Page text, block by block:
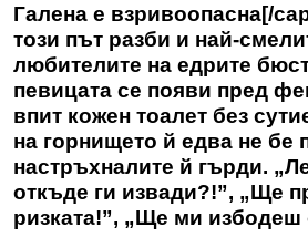
Галена е взривоопасна[/
този път разби и най-
любителите на едрите
певицата се появи пред
впит кожен тоалет без
на горнището й едва не бе
настръхналите й гърди.
откъде ги извади?!”, „Ще
ризката!”, „Ще ми избодеш